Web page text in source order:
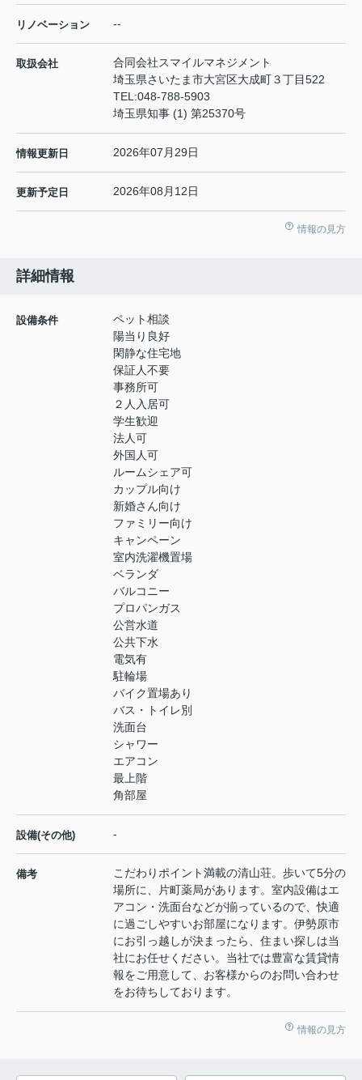
リノベーション --
取扱会社
合同会社スマイルマネジメント
埼玉県さいたま市大宮区大成町３丁目522
TEL:048-788-5903
埼玉県知事 (1) 第25370号
情報更新日 2026年07月29日
更新予定日 2026年08月12日
情報の見方
詳細情報
設備条件
ペット相談
陽当り良好
閑静な住宅地
保証人不要
事務所可
２人入居可
学生歓迎
法人可
外国人可
ルームシェア可
カップル向け
新婚さん向け
ファミリー向け
キャンペーン
室内洗濯機置場
ベランダ
バルコニー
プロパンガス
公営水道
公共下水
電気有
駐輪場
バイク置場あり
バス・トイレ別
洗面台
シャワー
エアコン
最上階
角部屋
設備(その他) -
備考
こだわりポイント満載の清山荘。歩いて5分の
場所に、片町薬局があります。室内設備はエ
アコン・洗面台などが揃っているので、快適
に過ごしやすいお部屋になります。伊勢原市
にお引っ越しが決まったら、住まい探しは当
社にお任せください。当社では豊富な賃貸情
報をご用意して、お客様からのお問い合わせ
をお待ちしております。
情報の見方